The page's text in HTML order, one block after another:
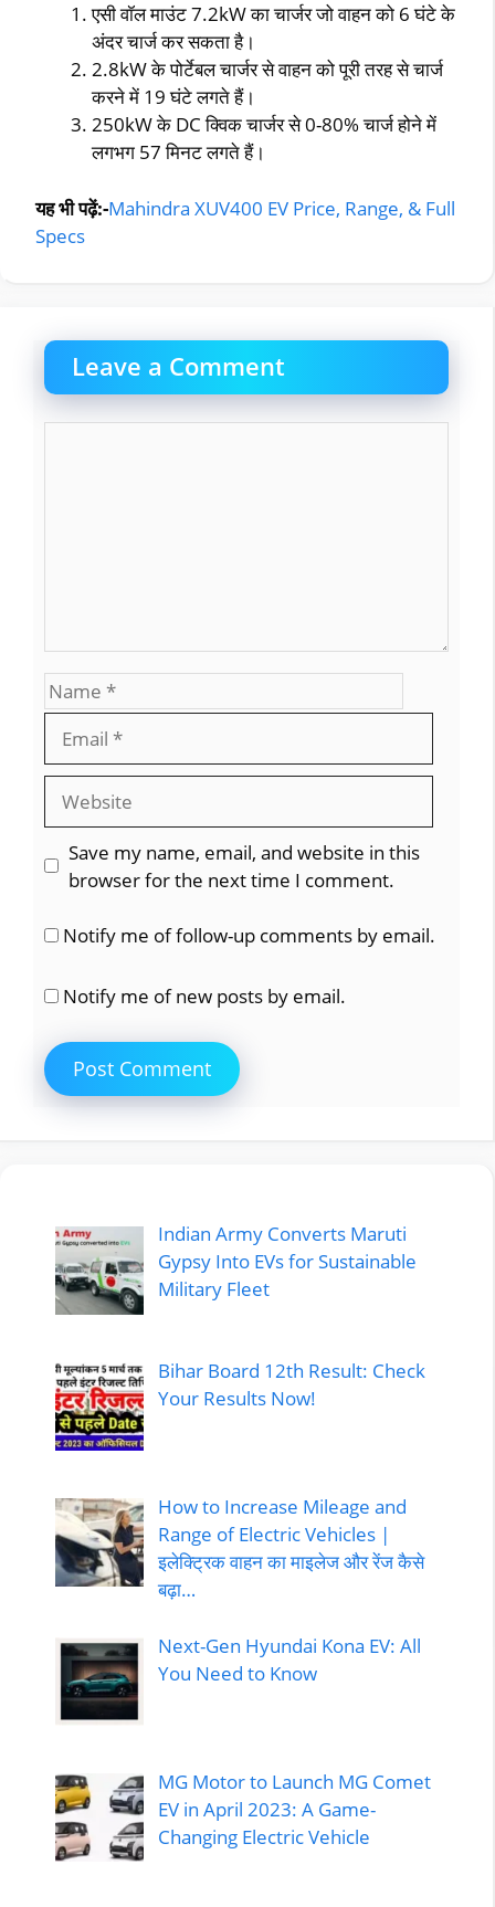
एसी वॉल माउंट 7.2kW का चार्जर जो वाहन को 6 घंटे के
अंदर चार्ज कर सकता है।
2.8kW के पोर्टेबल चार्जर से वाहन को पूरी तरह से चार्ज
करने में 19 घंटे लगते हैं।
250kW के DC क्विक चार्जर से 0-80% चार्ज होने में
लगभग 57 मिनट लगते हैं।
यह भी पढ़ें:-Mahindra XUV400 EV Price, Range, & Full
Specs
Leave a Comment
Comment
Name
Website
Save my name, email, and website in this
browser for the next time I comment.
Notify me of follow-up comments by email.
Notify me of new posts by email.
Indian Army Converts Maruti
Gypsy Into EVs for Sustainable
Military Fleet
Bihar Board 12th Result: Check
Your Results Now!
How to Increase Mileage and
Range of Electric Vehicles |
इलेक्ट्रिक वाहन का माइलेज और रेंज कैसे
बढ़ा…
Next-Gen Hyundai Kona EV: All
You Need to Know
MG Motor to Launch MG Comet
EV in April 2023: A Game-
Changing Electric Vehicle